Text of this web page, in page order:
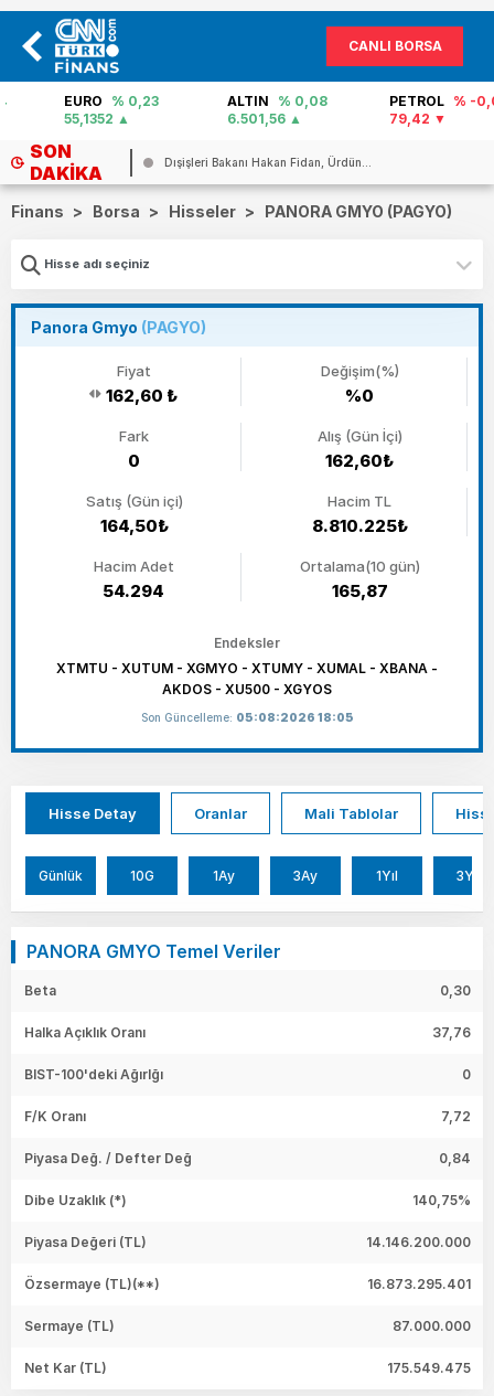
CANLI BORSA
% 0,23
% 0,08
6.501,56
PETROL % -0,03
SON
DAKIKA
Dışişleri Bakanı Hakan Fidan, Ürdün...
Finans > Borsa > Hisseler > PANORA GMYO (PAGYO)
Panora Gmyo (PAGYO)
Fiyat
162,60 ₺
Değişim(%)
%0
Fark
0
Alış (Gün İçi)
162,60₺
Satış (Gün içi)
164,50₺
Hacim TL
8.810.225₺
Hacim Adet
54.294
Ortalama(10 gün)
165,87
Endeksler
XTMTU - XUTUM - XGMYO - XTUMY - XUMAL - XBANA -
AKDOS - XU500 - XGYOS
Son Güncelleme: 05:08:2026 18:05
Hisse Detay Oranlar Mali Tablolar
Günlük 10G 1Ay 3Ay 1Yıl 3Yıl
PANORA GMYO Temel Veriler
Beta 0,30
Halka Açıklık Oranı 37,76
BIST-100'deki Ağırlğı 0
F/K Oranı 7,72
Piyasa Değ. / Defter Değ 0,84
Dibe Uzaklık (*) 140,75%
Piyasa Değeri (TL) 14.146.200.000
Özsermaye (TL)(**) 16.873.295.401
Sermaye (TL) 87.000.000
Net Kar (TL) 175.549.475